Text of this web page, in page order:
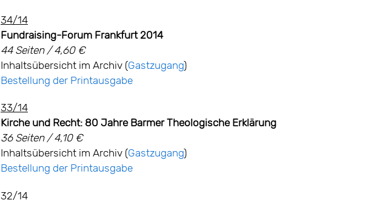
34/14
Fundraising-Forum Frankfurt 2014
44 Seiten / 4,60 €
Inhaltsübersicht im Archiv (Gastzugang)
Bestellung der Printausgabe
33/14
Kirche und Recht: 80 Jahre Barmer Theologische Erklärung
36 Seiten / 4,10 €
Inhaltsübersicht im Archiv (Gastzugang)
Bestellung der Printausgabe
32/14